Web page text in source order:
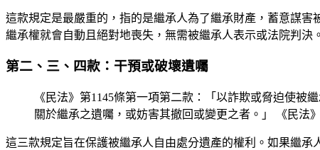
這款規定是最嚴重的，指的是繼承人為了繼承財產，蓄意謀
繼承權就會自動且絕對地喪失，無需被繼承人表示或法院判決。
第二、三、四款：干預或破壞遺囑
《民法》第1145條第一項第二款：「以詐欺或脅迫使
關於繼承之遺囑，或妨害其撤回或變更之者。」 《民法
這三款規定旨在保護被繼承人自由處分遺產的權利。如果繼